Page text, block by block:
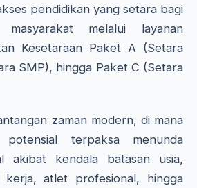
pendidikan yang setara bagi
melalui layanan
Kesetaraan Paket A (Setara
SMP), hingga Paket C (Setara
zaman modern, di mana
terpaksa menunda
akibat kendala batasan usia,
kerja, atlet profesional, hingga